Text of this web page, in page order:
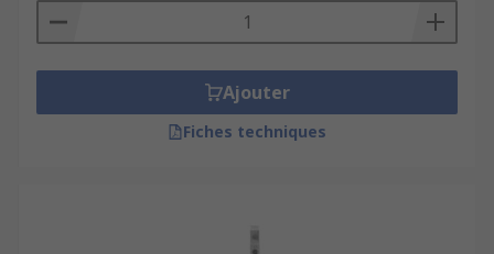
Ajouter
Fiches techniques